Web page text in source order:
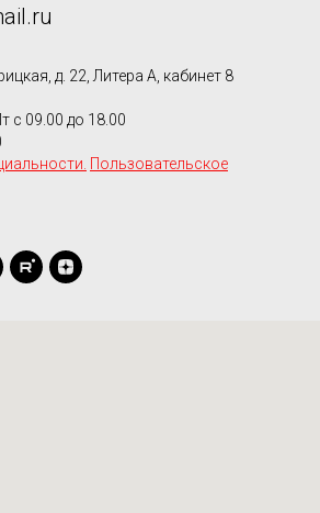
д. 22, Литера А, кабинет 8
с 09.00 до 18.00
Пользовательское